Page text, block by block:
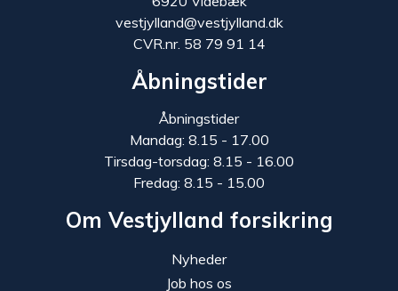
vestjylland@vestjylland.dk
CVR.nr. 58 79 91 14
Åbningstider
Åbningstider
Mandag: 8.15 - 17.00
Tirsdag-torsdag: 8.15 - 16.00
Fredag: 8.15 - 15.00
Om Vestjylland forsikring
Nyheder
Job hos os